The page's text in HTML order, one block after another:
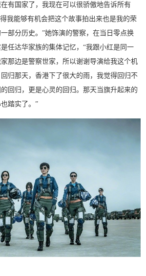
有国家了，我现在可以很骄傲地告诉所有
我能够有机会把这个故事拍出来也是我的荣
部分历史。”她饰演的警察，在当日零点换
是任达华家族的集体记忆，“我跟小红是同一
那边是警察世家，所以谢谢导演给我这个机
归那天，香港下了很大的雨，我觉得回归不
回归，更是心灵的回归。那天当旗升起来的
踏实了。”